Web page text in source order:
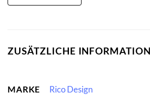
ZUSÄTZLICHE
MARKE Rico Design